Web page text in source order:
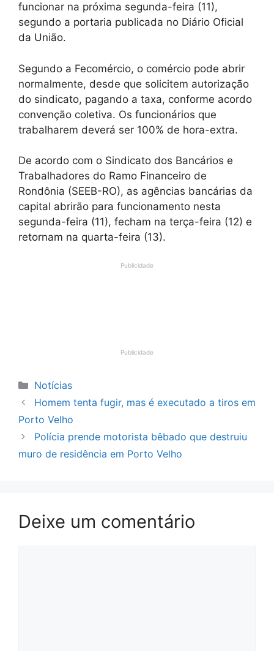
funcionar na próxima segunda-feira (11),
segundo a portaria publicada no Diário Oficial
da União.
Segundo a Fecomércio, o comércio pode abrir
normalmente, desde que solicitem autorização
do sindicato, pagando a taxa, conforme acordo
convenção coletiva. Os funcionários que
trabalharem deverá ser 100% de hora-extra.
De acordo com o Sindicato dos Bancários e
Trabalhadores do Ramo Financeiro de
Rondônia (SEEB-RO), as agências bancárias da
capital abrirão para funcionamento nesta
segunda-feira (11), fecham na terça-feira (12) e
retornam na quarta-feira (13).
Publicidade
Publicidade
Categorias
Notícias
Homem tenta fugir, mas é executado a tiros em
Porto Velho
Polícia prende motorista bêbado que destruiu
muro de residência em Porto Velho
Deixe um comentário